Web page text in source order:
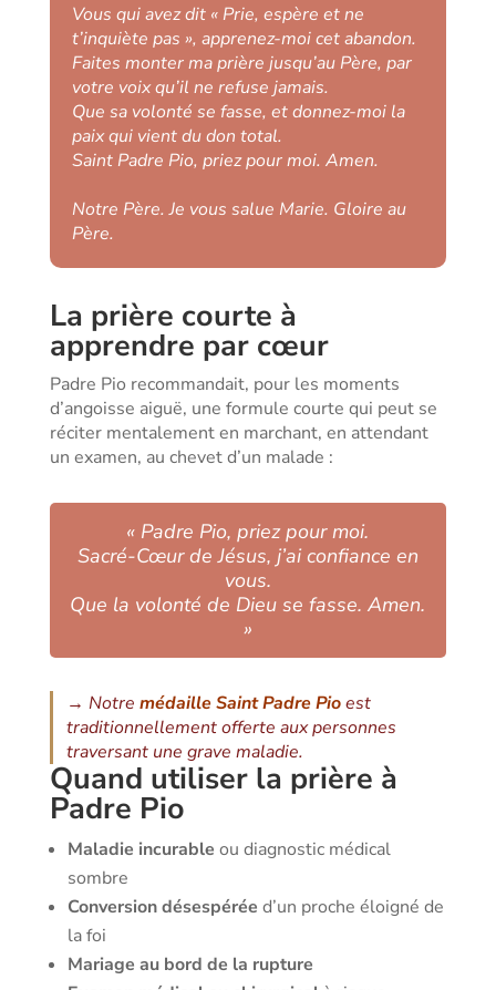
Vous qui avez dit « Prie, espère et ne
t’inquiète pas », apprenez-moi cet abandon.
Faites monter ma prière jusqu’au Père, par
votre voix qu’il ne refuse jamais.
Que sa volonté se fasse, et donnez-moi la
paix qui vient du don total.
Saint Padre Pio, priez pour moi. Amen.
Notre Père. Je vous salue Marie. Gloire au
Père.
La prière courte à
apprendre par cœur
Padre Pio recommandait, pour les moments
d’angoisse aiguë, une formule courte qui peut se
réciter mentalement en marchant, en attendant
un examen, au chevet d’un malade :
« Padre Pio, priez pour moi.
Sacré-Cœur de Jésus, j’ai confiance en
vous.
Que la volonté de Dieu se fasse. Amen.
»
→ Notre médaille Saint Padre Pioest
traditionnellement offerte aux personnes
traversant une grave maladie.
Quand utiliser la prière à
Padre Pio
Maladie incurable ou diagnostic médical
sombre
Conversion désespérée d’un proche éloigné de
la foi
Mariage au bord de la rupture